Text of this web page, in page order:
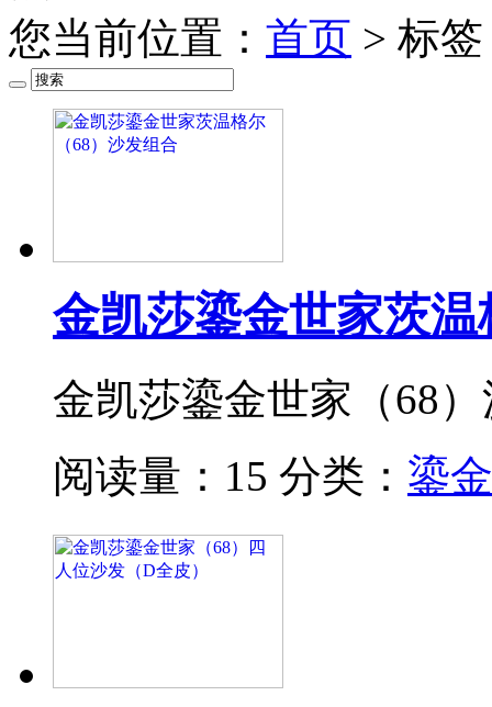
您当前位置： 首页 > 标
金凯莎鎏金世家茨
金凯莎鎏金世家（68
阅读量：15 分类： 鎏